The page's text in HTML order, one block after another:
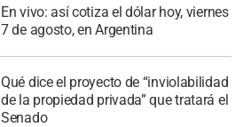
En vivo: así cotiza el dólar hoy, viernes
7 de agosto, en Argentina
Qué dice el proyecto de “inviolabilidad
de la propiedad privada” que tratará el
Senado